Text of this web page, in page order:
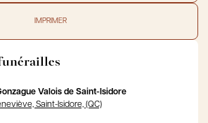
IMPRIMER
Valois de Saint-Isidore
Saint-Isidore, (QC)